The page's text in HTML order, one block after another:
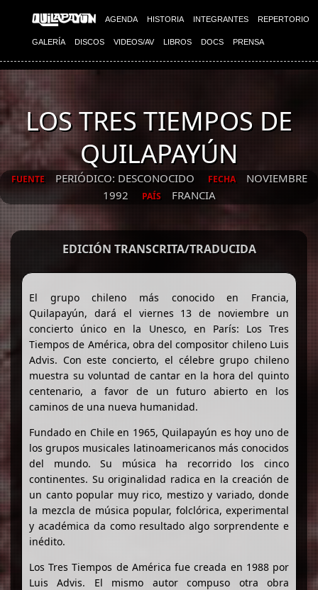
AGENDA HISTORIA INTEGRANTES REPERTORIO
GALERÍA DISCOS VIDEOS/AV LIBROS DOCS PRENSA
LOS TRES TIEMPOS DE
QUILAPAYÚN
FUENTE PERIÓDICO: DESCONOCIDO FECHA
NOVIEMBRE
1992
PAÍS FRANCIA
EDICIÓN TRANSCRITA/TRADUCIDA
El grupo chileno más conocido en Francia,
Quilapayún, dará el viernes 13 de noviembre un
concierto único en la Unesco, en París: Los Tres
Tiempos de América, obra del compositor chileno Luis
Advis. Con este concierto, el célebre grupo chileno
muestra su voluntad de cantar en la hora del quinto
centenario, a favor de un futuro abierto en los
caminos de una nueva humanidad.
Fundado en Chile en 1965, Quilapayún es hoy uno de
los grupos musicales latinoamericanos más conocidos
del mundo. Su música ha recorrido los cinco
continentes. Su originalidad radica en la creación de
un canto popular muy rico, mestizo y variado, donde
la mezcla de música popular, folclórica, experimental
y académica da como resultado algo sorprendente e
inédito.
Los Tres Tiempos de América fue creada en 1988 por
Luis Advis. El mismo autor compuso otra obra